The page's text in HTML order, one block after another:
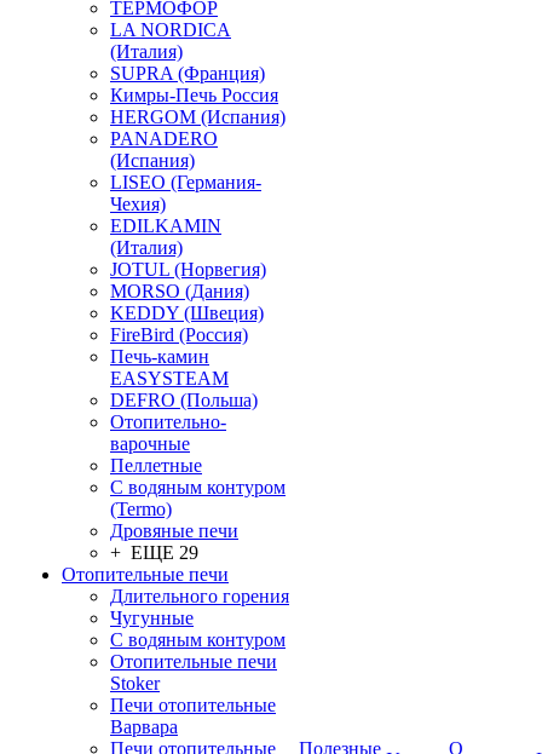
ТЕРМОФОР
LA NORDICA
(Италия)
SUPRA (Франция)
Кимры-Печь Россия
HERGOM (Испания)
PANADERO
(Испания)
LISEO (Германия-
Чехия)
EDILKAMIN
(Италия)
JOTUL (Норвегия)
MORSO (Дания)
KEDDY (Швеция)
FireBird (Россия)
Печь-камин
EASYSTEAM
DEFRO (Польша)
Отопительно-
варочные
Пеллетные
С водяным контуром
(Termo)
Дровяные печи
+ ЕЩЕ 29
Отопительные печи
Длительного горения
Чугунные
C водяным контуром
Отопительные печи
Stoker
Печи отопительные
Варвара
Печи отопительные
Полезные
О